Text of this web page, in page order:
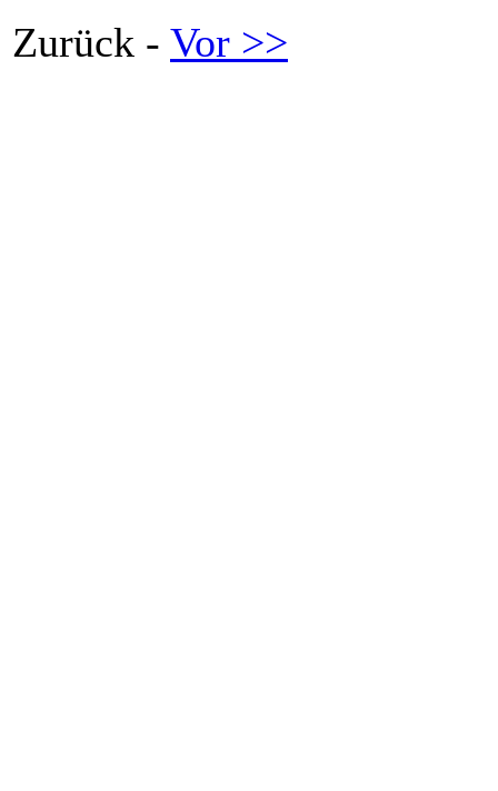
Zurück - Vor >>